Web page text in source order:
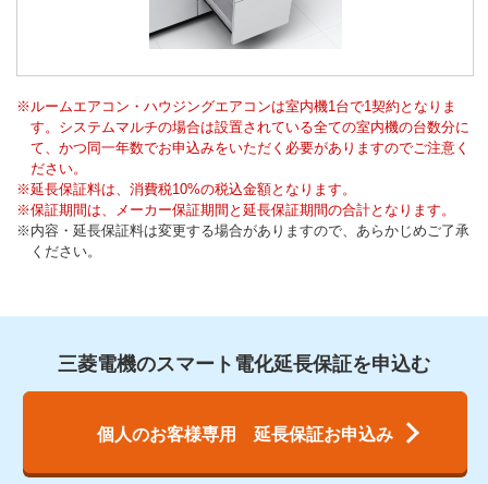
※ ルームエアコン・ハウジングエアコンは室内機1台で1契約となりま
す。システムマルチの場合は設置されている全ての室内機の台数分に
て、かつ同一年数でお申込みをいただく必要がありますのでご注意く
ださい。
※延長保証料は、消費税10%の税込金額となります。
※保証期間は、メーカー保証期間と延長保証期間の合計となります。
※ 内容・延長保証料は変更する場合がありますので、あらかじめご了承
ください。
三菱電機のスマート電化延長保証を申込む
個人のお客様専用 延長保証お申込み